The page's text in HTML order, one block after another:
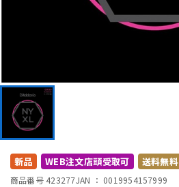
配信/ライブ機器
新品 WEB注文店頭受取可 送料無料
商品番号 423277JAN ： 0019954157999